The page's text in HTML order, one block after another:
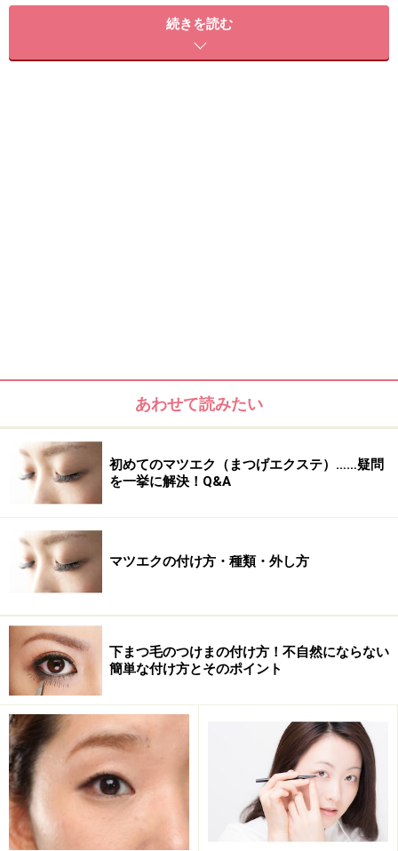
目を大きく見せよう「囲み目アイメイク」にチャレンジ
したところ、派手なメイクになりすぎた経験がある人も
1色目をアイホールにぼかす
ナチュラルな目元を作るために、広範囲に入れるアイシ
ャドウの色は、肌馴染みの良い明るめの色を選びます。
派手になりすぎないようにラメ入りは避け、粒子の細か
いパールが入っている程度にとどめましょう。
1色目のアイシャドウ薄いブラウンをチョイス。目のキ
続きを読む
あわせて読みたい
初めてのマツエク（まつげエクステ）……疑問
を一挙に解決！Q&A
マツエクの付け方・種類・外し方
下まつ毛のつけまの付け方！不自然にならない
簡単な付け方とそのポイント